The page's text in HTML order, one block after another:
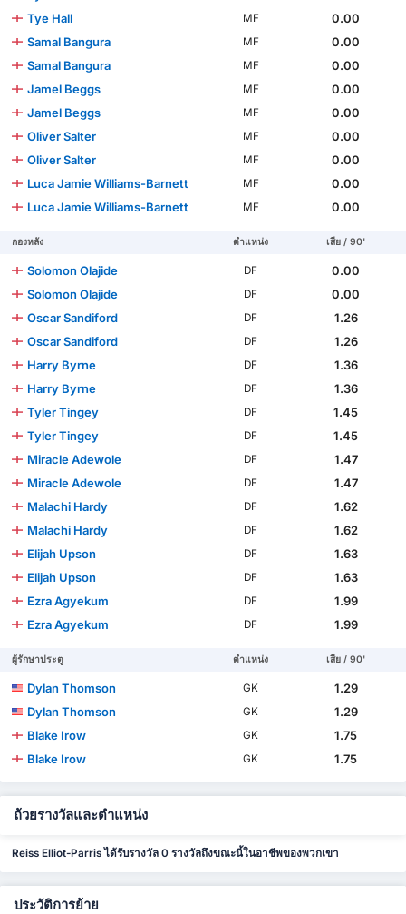
Tye Hall
MF
0.00
Samal Bangura
MF
0.00
Samal Bangura
MF
0.00
Jamel Beggs
MF
0.00
Jamel Beggs
MF
0.00
Oliver Salter
MF
0.00
Oliver Salter
MF
0.00
Luca Jamie Williams-Barnett
MF
0.00
Luca Jamie Williams-Barnett
MF 0.00
กองหลัง ตำแหน่ง เสีย / 90'
Solomon Olajide DF
0.00
Solomon Olajide
DF
0.00
Oscar Sandiford
DF
1.26
Oscar Sandiford
DF
1.26
Harry Byrne
DF
1.36
Harry Byrne
DF
1.36
Tyler Tingey
DF
1.45
Tyler Tingey
DF
1.45
Miracle Adewole
DF
1.47
Miracle Adewole
DF
1.47
Malachi Hardy
DF
1.62
Malachi Hardy
DF
1.62
Elijah Upson
DF
1.63
Elijah Upson
DF
1.63
Ezra Agyekum
DF
1.99
Ezra Agyekum
DF 1.99
ผู้รักษาประตู ตำแหน่ง เสีย / 90'
Dylan Thomson GK
1.29
Dylan Thomson
GK
1.29
Blake Irow
GK
1.75
Blake Irow
GK 1.75
ถ้วยรางวัลและตำแหน่ง
Reiss Elliot-Parris ได้รับรางวัล 0 รางวัลถึงขณะนี้ในอาชีพของพวกเขา
ประวัติการย้าย